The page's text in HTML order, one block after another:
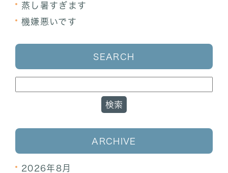
蒸し暑すぎます
機嫌悪いです
SEARCH
ARCHIVE
2026年8月